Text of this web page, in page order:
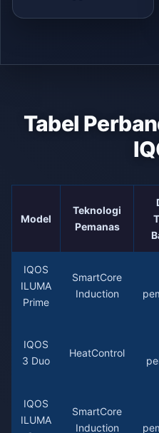
Tabel
Model
Teknologi
Pemanas
IQOS
ILUMA
Prime
SmartCore
Induction
IQOS
3 Duo
HeatControl
IQOS
ILUMA
SmartCore
Induction